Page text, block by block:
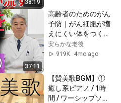
38:19
37:11
高齢者のためのがん
予防｜がん細胞が増
えにくい体をつくる
食事法
安らかな老後
919K
4mo ago
【賛美歌BGM】①
癒し系ピアノ / 1時
間 / ワーシップソン